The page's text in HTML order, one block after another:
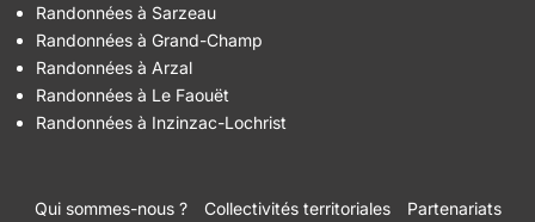
Randonnées à Sarzeau
Randonnées à Grand-Champ
Randonnées à Arzal
Randonnées à Le Faouët
Randonnées à Inzinzac-Lochrist
Qui sommes-nous ? Collectivités territoriales Partenariats